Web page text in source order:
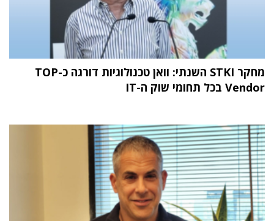
מחקר STKI השנתי: וואן טכנולוגיות דורגה כ-TOP
Vendor בכל תחומי שוק ה-IT